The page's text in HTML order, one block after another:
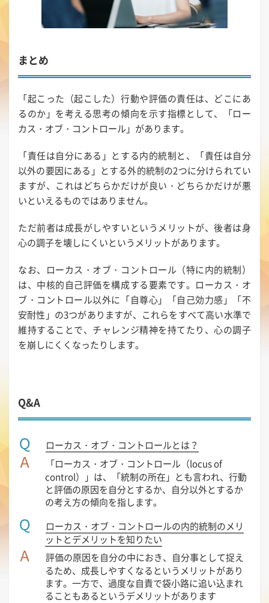
まとめ
「起こった（起こした）行動や評価の責任は、どこにあ
るのか」を考える思考の傾向を示す指標として、「ロー
カス・オブ・コントロール」があります。
「責任は自分にある」とする内的統制と、「責任は自分
以外の要因にある」とする外的統制の2つに分けられてい
ますが、これはどちらかだけが良い・どちらかだけが悪
いといえるものではありません。
ただ前者は成長がしやすいというメリットが、後者は身
心の調子を壊しにくいというメリットがあります。
なお、ローカス・オブ・コントロール（特に内的統制）
は、中核的自己評価を構成する要素です。ローカス・オ
ブ・コントロール以外に「自尊心」「自己効力感」「不
安耐性」の3つがありますが、これらをすべて高い水準で
維持することで、チャレンジ精神を持てたり、心の調子
を崩しにくくなったりします。
Q&A
Ｑ ローカス・オブ・コントロールとは？
Ａ
「ローカス・オブ・コントロール（locus of
control）」は、「統制の所在」とも言われ、行動
と評価の原因を自分とするか、自分以外とするか
の考え方の傾向を指します。
Ｑ
ローカス・オブ・コントロールの内的統制のメリ
ットとデメリットを知りたい
Ａ
評価の原因を自分の中におき、自分事として捉え
るため、成長しやすくなるというメリットがあり
ます。一方で、過度な自責で袋小路に追い込まれ
ることもあるというデメリットがあります